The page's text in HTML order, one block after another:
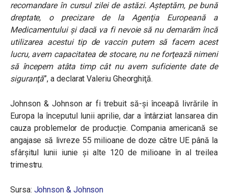
recomandare în cursul zilei de astăzi. Aşteptăm, pe bună
dreptate, o precizare de la Agenţia Europeană a
Medicamentului şi dacă va fi nevoie să nu demarăm încă
utilizarea acestui tip de vaccin putem să facem acest
lucru, avem capacitatea de stocare, nu ne forţează nimeni
să începem atâta timp cât nu avem suficiente date de
siguranţă”, a declarat Valeriu Gheorghiţă.
Johnson & Johnson ar fi trebuit să-și înceapă livrările în
Europa la începutul lunii aprilie, dar a întârziat lansarea din
cauza problemelor de producție. Compania americană se
angajase să livreze 55 milioane de doze către UE până la
sfârșitul lunii iunie și alte 120 de milioane în al treilea
trimestru.
Sursa: Johnson & Johnson